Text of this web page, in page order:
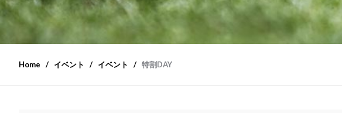
Home イベント イベント 特割DAY